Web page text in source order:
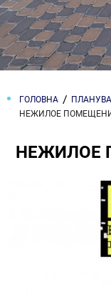
ГОЛОВНА
НЕЖИЛОЕ
НЕЖИЛОЕ